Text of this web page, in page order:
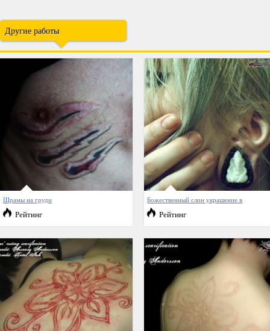
Другие работы
Шрамы на груди
Рейтинг
Божественный слон украшение в
Рейтинг